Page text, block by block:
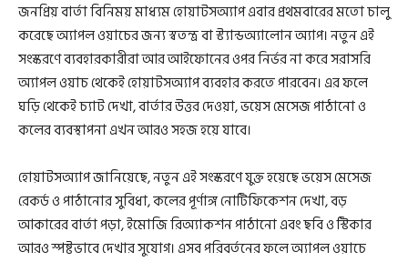
জনপ্রিয় বার্তা বিনিময় মাধ্যম হোয়াটসঅ্যাপ এবার প্রথমবারের মতো চালু
করেছে অ্যাপল ওয়াচের জন্য স্বতন্ত্র বা স্ট্যান্ডঅ্যালোন অ্যাপ। নতুন এই
সংস্করণে ব্যবহারকারীরা আর আইফোনের ওপর নির্ভর না করে সরাসরি
অ্যাপল ওয়াচ থেকেই হোয়াটসঅ্যাপ ব্যবহার করতে পারবেন। এর ফলে
ঘড়ি থেকেই চ্যাট দেখা, বার্তার উত্তর দেওয়া, ভয়েস মেসেজ পাঠানো ও
কলের ব্যবস্থাপনা এখন আরও সহজ হয়ে যাবে।
হোয়াটসঅ্যাপ জানিয়েছে, নতুন এই সংস্করণে যুক্ত হয়েছে ভয়েস মেসেজ
রেকর্ড ও পাঠানোর সুবিধা, কলের পূর্ণাঙ্গ নোটিফিকেশন দেখা, বড়
আকারের বার্তা পড়া, ইমোজি রিঅ্যাকশন পাঠানো এবং ছবি ও স্টিকার
আরও স্পষ্টভাবে দেখার সুযোগ। এসব পরিবর্তনের ফলে অ্যাপল ওয়াচে